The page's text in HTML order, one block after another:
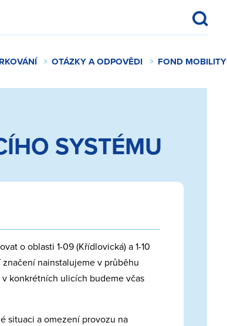
OTÁZKY A ODPOVĚDI FOND MOBILITY
SYSTÉMU
o oblasti 1-09 (Křídlovická) a 1-10
nainstalujeme v průběhu
konkrétních ulicích budeme včas
situaci a omezení provozu na